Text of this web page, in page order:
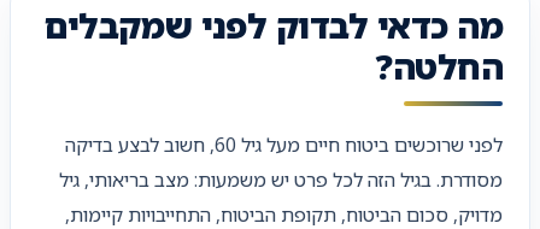
מה כדאי לבדוק לפני שמקבלים
החלטה?
לפני שרוכשים ביטוח חיים מעל גיל 60, חשוב לבצע בדיקה
מסודרת. בגיל הזה לכל פרט יש משמעות: מצב בריאותי, גיל
מדויק, סכום הביטוח, תקופת הביטוח, התחייבויות קיימות,